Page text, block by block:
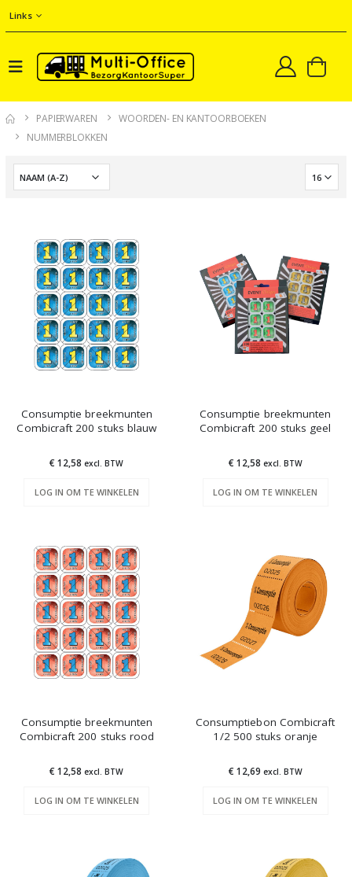
Links
PAPIERWAREN
WOORDEN- EN KANTOORBOEKEN
NUMMERBLOKKEN
Consumptie breekmunten
Combicraft 200 stuks blauw
€ 12,58excl. BTW
LOG IN OM TE WINKELEN
Consumptie breekmunten
Combicraft 200 stuks geel
€ 12,58 excl. BTW
LOG IN OM TE WINKELEN
Consumptie breekmunten
Combicraft 200 stuks rood
€ 12,58excl. BTW
LOG IN OM TE WINKELEN
Consumptiebon Combicraft
1/2 500 stuks oranje
€ 12,69 excl. BTW
LOG IN OM TE WINKELEN